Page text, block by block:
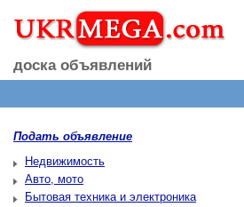
доска объявлений
Подать объявление
Недвижимость
Авто, мото
Бытовая техника и электроника